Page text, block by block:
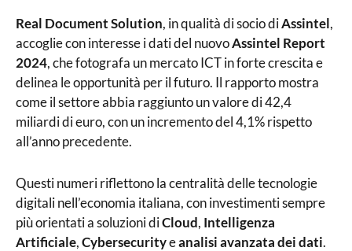
Real Document Solution, in qualità di socio diAssintel,
accoglie con interesse i dati del nuovoAssintel Report
2024, che fotografa un mercato ICT in forte crescita e
delinea le opportunità per il futuro. Il rapporto mostra
come il settore abbia raggiunto un valore di 42,4
miliardi di euro, con un incremento del 4,1% rispetto
all’anno precedente.
Questi numeri riflettono la centralità delle tecnologie
digitali nell’economia italiana, con investimenti sempre
più orientati a soluzioni diCloud, Intelligenza
Artificiale,Cybersecurityeanalisi avanzata dei dati.